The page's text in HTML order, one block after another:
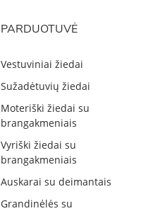
PARDUOTUVĖ
Vestuviniai žiedai
Sužadėtuvių žiedai
Moteriški žiedai su
brangakmeniais
Vyriški žiedai su
brangakmeniais
Auskarai su deimantais
Grandinėlės su